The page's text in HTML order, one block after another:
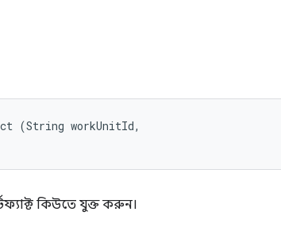
(String workUnitId,
কিউতে যুক্ত করুন।